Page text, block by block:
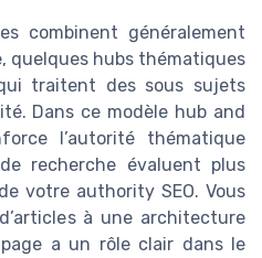
combinent généralement
quelques hubs thématiques
traitent des sous sujets
Dans ce modèle hub and
l’autorité thématique
recherche évaluent plus
votre authority SEO. Vous
à une architecture
a un rôle clair dans le